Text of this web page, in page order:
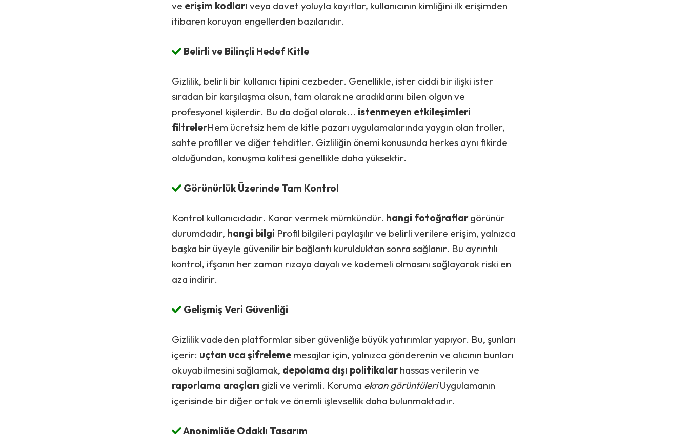
ve erişim kodları veya davet yoluyla kayıtlar, kullanıcının kimliğini ilk erişimden
itibaren koruyan engellerden bazılarıdır.
Belirli ve Bilinçli Hedef Kitle
Gizlilik, belirli bir kullanıcı tipini cezbeder. Genellikle, ister ciddi bir ilişki ister
sıradan bir karşılaşma olsun, tam olarak ne aradıklarını bilen olgun ve
profesyonel kişilerdir. Bu da doğal olarak... istenmeyen etkileşimleri
filtrelerHem ücretsiz hem de kitle pazarı uygulamalarında yaygın olan troller,
sahte profiller ve diğer tehditler. Gizliliğin önemi konusunda herkes aynı fikirde
olduğundan, konuşma kalitesi genellikle daha yüksektir.
Görünürlük Üzerinde Tam Kontrol
Kontrol kullanıcıdadır. Karar vermek mümkündür. hangi fotoğraflargörünür
durumdadır, hangi bilgi Profil bilgileri paylaşılır ve belirli verilere erişim, yalnızca
başka bir üyeyle güvenilir bir bağlantı kurulduktan sonra sağlanır. Bu ayrıntılı
kontrol, ifşanın her zaman rızaya dayalı ve kademeli olmasını sağlayarak riski en
aza indirir.
Gelişmiş Veri Güvenliği
Gizlilik vadeden platformlar siber güvenliğe büyük yatırımlar yapıyor. Bu, şunları
içerir: uçtan uca şifreleme mesajlar için, yalnızca gönderenin ve alıcının bunları
okuyabilmesini sağlamak, depolama dışı politikalarhassas verilerin ve
raporlama araçları gizli ve verimli. Koruma ekran görüntüleriUygulamanın
içerisinde bir diğer ortak ve önemli işlevsellik daha bulunmaktadır.
Anonimliğe Odaklı Tasarım